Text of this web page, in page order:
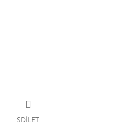
SDÍLET